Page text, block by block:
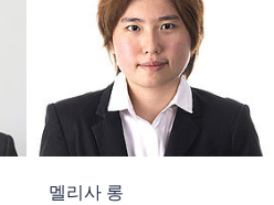
멜리사 롱